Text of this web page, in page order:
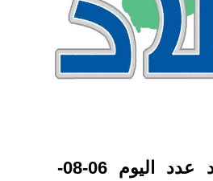
تحميل PDF البلاد عدد اليوم 06-08-